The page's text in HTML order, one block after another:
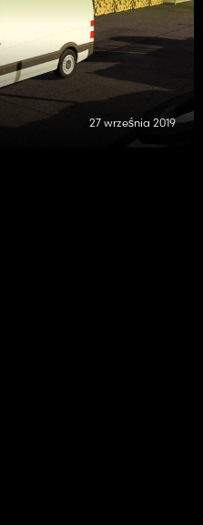
27 września 2019